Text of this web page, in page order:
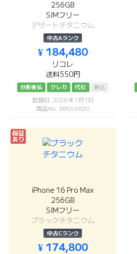
256GB
SIMフリー
デザートチタニウム
中古Aランク
¥ 184,480
リコレ
送料550円
分割後払 クレカ 代引 振込
登録日: 2026年7月1日
商品No: 38556820
保証
あり
iPhone 16 Pro Max
256GB
SIMフリー
ブラックチタニウム
中古Cランク
¥ 174,800